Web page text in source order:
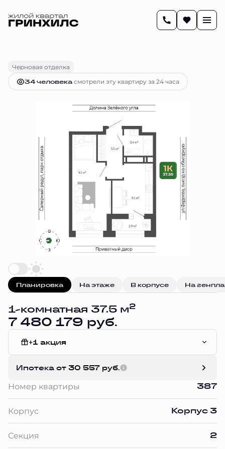
1-комнатная 37.5 м 7 480 179 руб.
Черновая отделка
34 человекaсмотрели эту квартиру за 24 часа
Планировка На этаже В корпусе На
1-комнатная 37.5 м2
7 480 179 руб.
+1 акция
Ипотека от 30 557 руб.
Номер квартиры 387
Корпус Корпус 3
Секция 2